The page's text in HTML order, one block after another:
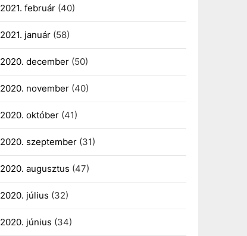
2021. február(40)
2021. január(58)
2020. december(50)
2020. november(40)
2020. október(41)
2020. szeptember(31)
2020. augusztus (47)
2020. július (32)
2020. június (34)